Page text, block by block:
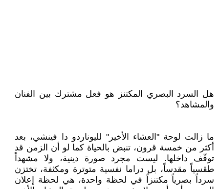
هل السرد البصري المكتنز هو فعل مشترك بين الفنان
والمشاهد؟
ما زالت لوحة "العشاء الأخير" لليوناردو دا فينشي، بعد
أكثر من خمسة قرون، تنبض بالحياة كما لو أن الزمن قد
توقّف داخلها. ليست مجرد صورة دينية، ولا مشهداً
طقسياً مقدساً، بل دراما نفسية متوترة ومكثفة، تختزن
سرداً بصرياً مكتنزاً في لحظة واحدة، هي لحظة إعلان